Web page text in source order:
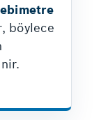
böylece